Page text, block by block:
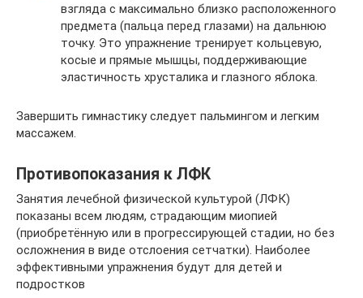
взгляда с максимально близко расположенного
предмета (пальца перед глазами) на дальнюю
точку. Это упражнение тренирует кольцевую,
косые и прямые мышцы, поддерживающие
эластичность хрусталика и глазного яблока.
Завершить гимнастику следует пальмингом и легким
массажем.
Противопоказания к ЛФК
Занятия лечебной физической культурой (ЛФК)
показаны всем людям, страдающим миопией
(приобретённую или в прогрессирующей стадии, но без
осложнения в виде отслоения сетчатки). Наиболее
эффективными упражнения будут для детей и
подростков